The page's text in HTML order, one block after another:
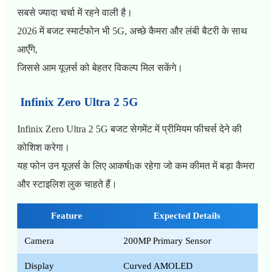
सबसे ज्यादा चर्चा में रहने वाली है।
2026 में बजट स्मार्टफोन भी 5G, अच्छे कैमरा और लंबी बैटरी के साथ
आएँगे,
जिससे आम यूज़र्स को बेहतर विकल्प मिल सकेंगे।
Infinix Zero Ultra 2 5G
Infinix Zero Ultra 2 5G बजट सेगमेंट में प्रीमियम फीचर्स देने की
कोशिश करेगा।
यह फोन उन यूज़र्स के लिए आकर्षhक रहेगा जो कम कीमत में बड़ा कैमरा
और स्टाइलिश लुक चाहते हैं।
Feature Expected Details
Camera 200MP Primary Sensor
Display Curved AMOLED